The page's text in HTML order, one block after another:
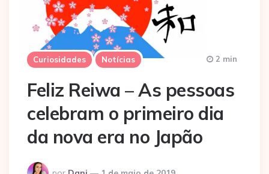
Curiosidades Notícias
Feliz Reiwa – As pessoas
celebram o primeiro dia
da nova era no Japão
Postado
2 min